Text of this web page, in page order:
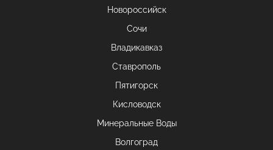
Новороссийск
Сочи
Владикавказ
Ставрополь
Пятигорск
Кисловодск
Минеральные Воды
Волгоград